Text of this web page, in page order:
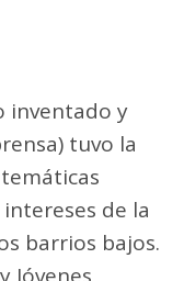
inventado y
tuvo la
de la
barrios bajos.